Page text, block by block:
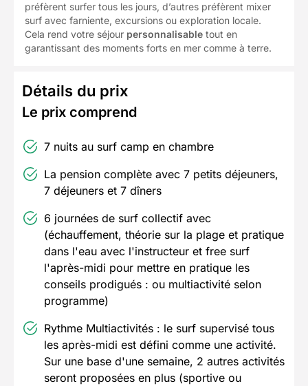
préfèrent surfer tous les jours, d’autres préfèrent mixer
surf avec farniente, excursions ou exploration locale.
Cela rend votre séjour personnalisable tout en
garantissant des moments forts en mer comme à terre.
Détails du prix
Le prix comprend
7 nuits au surf camp en chambre
La pension complète avec 7 petits déjeuners,
7 déjeuners et 7 dîners
6 journées de surf collectif avec
(échauffement, théorie sur la plage et pratique
dans l'eau avec l'instructeur et free surf
l'après-midi pour mettre en pratique les
conseils prodigués : ou multiactivité selon
programme)
Rythme Multiactivités : le surf supervisé tous
les après-midi est défini comme une activité.
Sur une base d'une semaine, 2 autres activités
seront proposées en plus (sportive ou